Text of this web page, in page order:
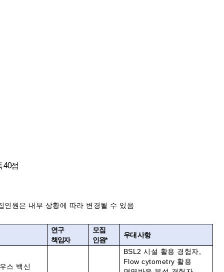
40점
인원은 내부 상황에 따라 변경될 수 있음
연구
책임자
모집
인원*
우대 사항
스 백신
BSL2 시설 활용 경험자,
Flow cytometry 활용